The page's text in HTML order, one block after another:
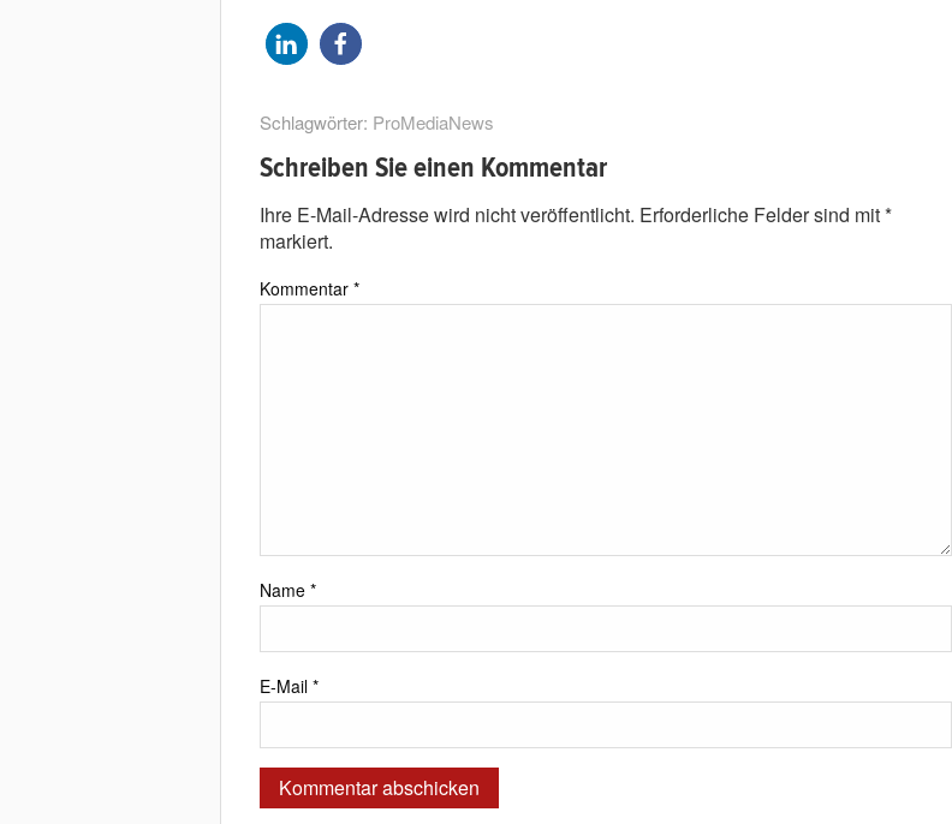
Schlagwörter: ProMediaNews
Schreiben Sie einen Kommentar
Ihre E-Mail-Adresse wird nicht veröffentlicht. Erforderliche Felder sind mit*
markiert.
Kommentar *
Name *
E-Mail *